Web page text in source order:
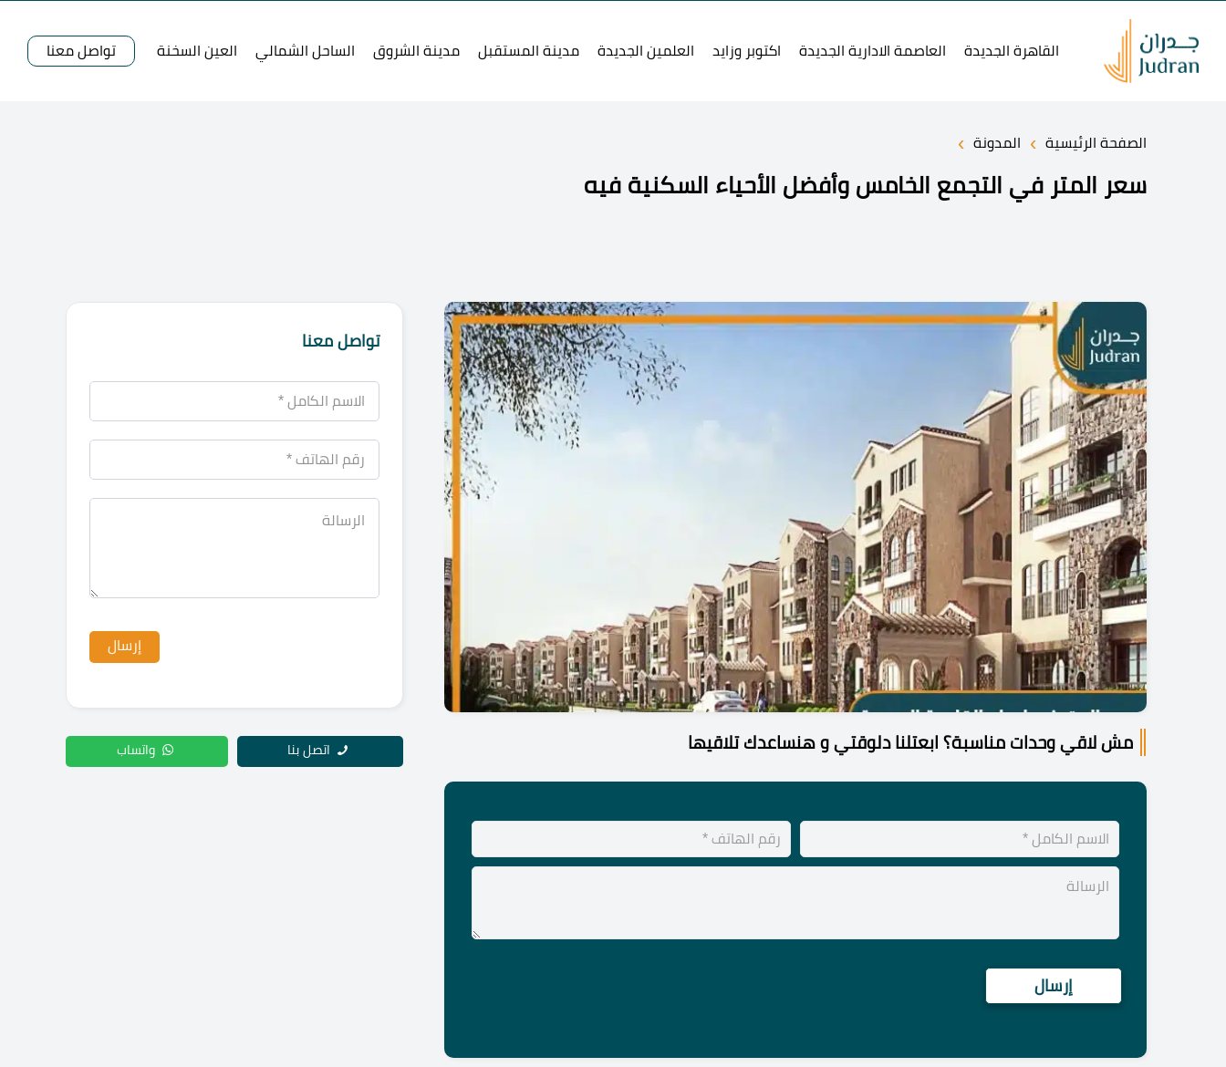
القاهرة الجديدة العاصمة الادارية الجديدة اكتوبر وزايد العلمين الجديدة مدينة المستقبل مدينة الشروق الساحل الشمالي العين السخنة تواصل معنا
الصفحة الرئيسية › المدونة ›
سعر المتر في التجمع الخامس وأفضل الأحياء السكنية فيه
مش لاقي وحدات مناسبة؟ ابعتلنا دلوقتي و هنساعدك تلاقيها
تواصل معنا
اتصل بنا واتساب